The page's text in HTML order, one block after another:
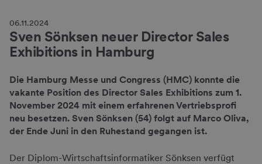
06.11.2024
Sven Sönksen neuer Director Sales
Exhibitions in Hamburg
Die Hamburg Messe und Congress (HMC) konnte die
vakante Position des Director Sales Exhibitions zum 1.
November 2024 mit einem erfahrenen Vertriebsprofi
neu besetzen. Sven Sönksen (54) folgt auf Marco Oliva,
der Ende Juni in den Ruhestand gegangen ist.
Der Diplom-Wirtschaftsinformatiker Sönksen verfügt